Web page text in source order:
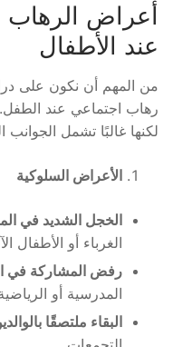
أعراض الرهاب
عند الأطفال
من المهم أن نكون على
رهاب اجتماعي عند
لكنها غالبًا تشمل الجوانب
الأعراض السلوكية
الخجل الشديد في
الغرباء أو الأطفال
رفض المشاركة في
المدرسية أو
البقاء ملتصقًا